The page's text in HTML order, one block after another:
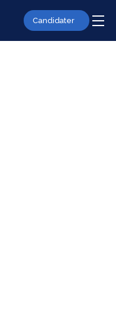
Candidater